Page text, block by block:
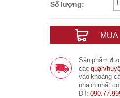
Số lượng:
MUA
Sản phẩm
các quận/
vào khoảng
nhanh nhất
ĐT: